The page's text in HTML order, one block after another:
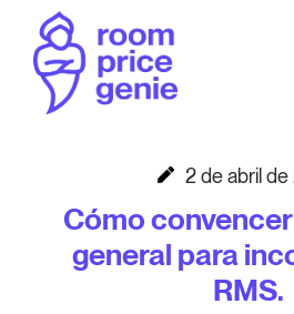
2 de abril
Cómo
general para
RMS.